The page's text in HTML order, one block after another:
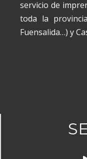
servicio de
toda la
Fuensalida…) y